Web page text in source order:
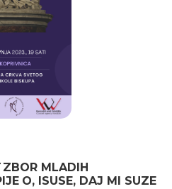
ZBOR MLADIH
O, ISUSE, DAJ MI SUZE